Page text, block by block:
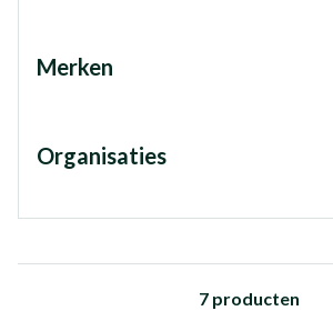
Merken
Organisaties
7producten